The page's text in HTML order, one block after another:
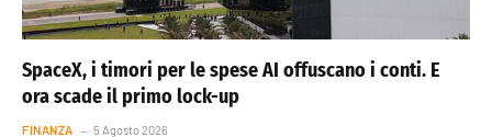
SpaceX, i timori per le spese AI offuscano i conti. E
ora scade il primo lock-up
FINANZA 5 Agosto 2026